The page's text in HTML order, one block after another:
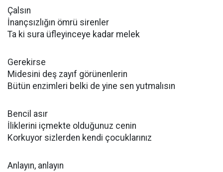
Çalsın
İnançsızlığın ömrü sirenler
Ta ki sura üfleyinceye kadar melek
Gerekirse
Midesini deş zayıf görünenlerin
Bütün enzimleri belki de yine sen yutmalısın
Bencil asır
İliklerini içmekte olduğunuz cenin
Korkuyor sizlerden kendi çocuklarınız
Anlayın, anlayın